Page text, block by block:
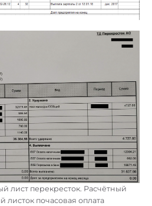
лист перекресток. Расчётный
листок почасовая оплата